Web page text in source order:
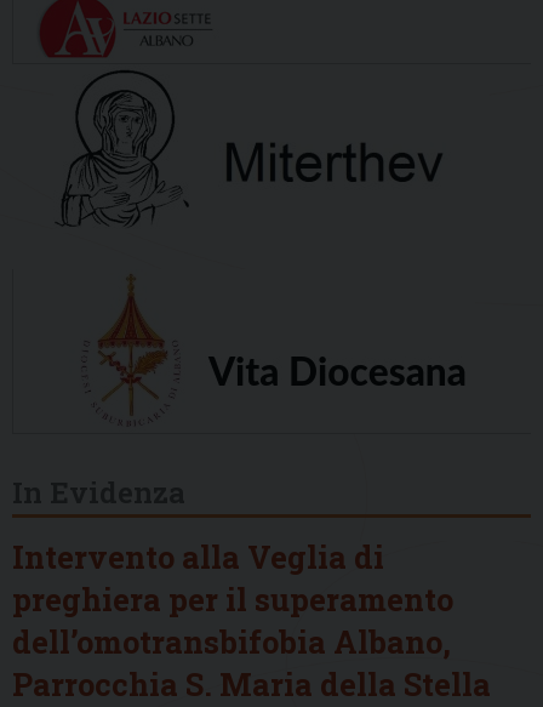
Intervento alla Veglia di
preghiera per il superamento
dell’omotransbifobia Albano,
Parrocchia S. Maria della Stella